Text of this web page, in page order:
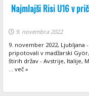
Najmlajši Risi U16 v
9. novembra 2022
9. november 2022, Ljubljana
pripotovali v madžarski
štirih držav - Avstrije, Italije,
... več »